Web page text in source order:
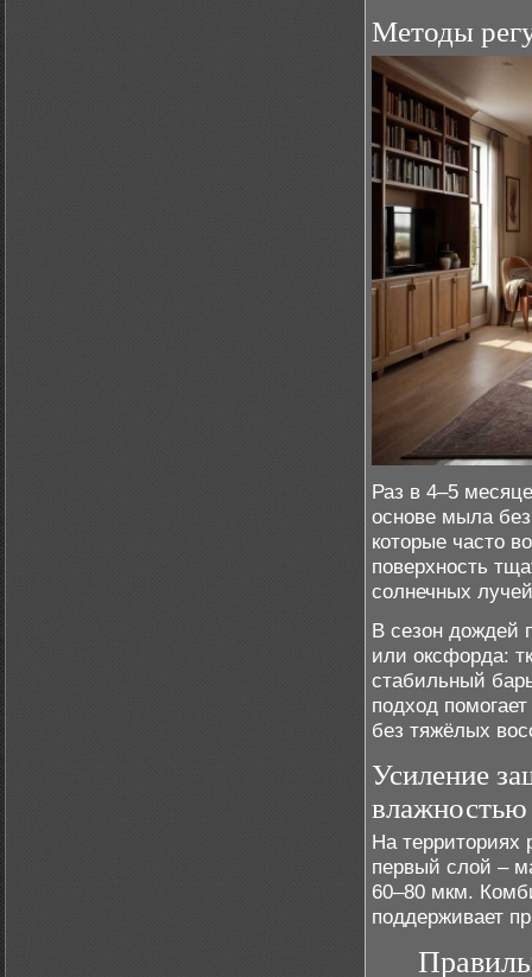
Методы
Раз в 4–5
основе мыла
которые часто
поверхность
солнечных
В сезон дождей
или оксфорда:
стабильный
подход
без тяжёлых
Усиление
влажностью
На
первый слой –
60–80 мкм.
поддерживает